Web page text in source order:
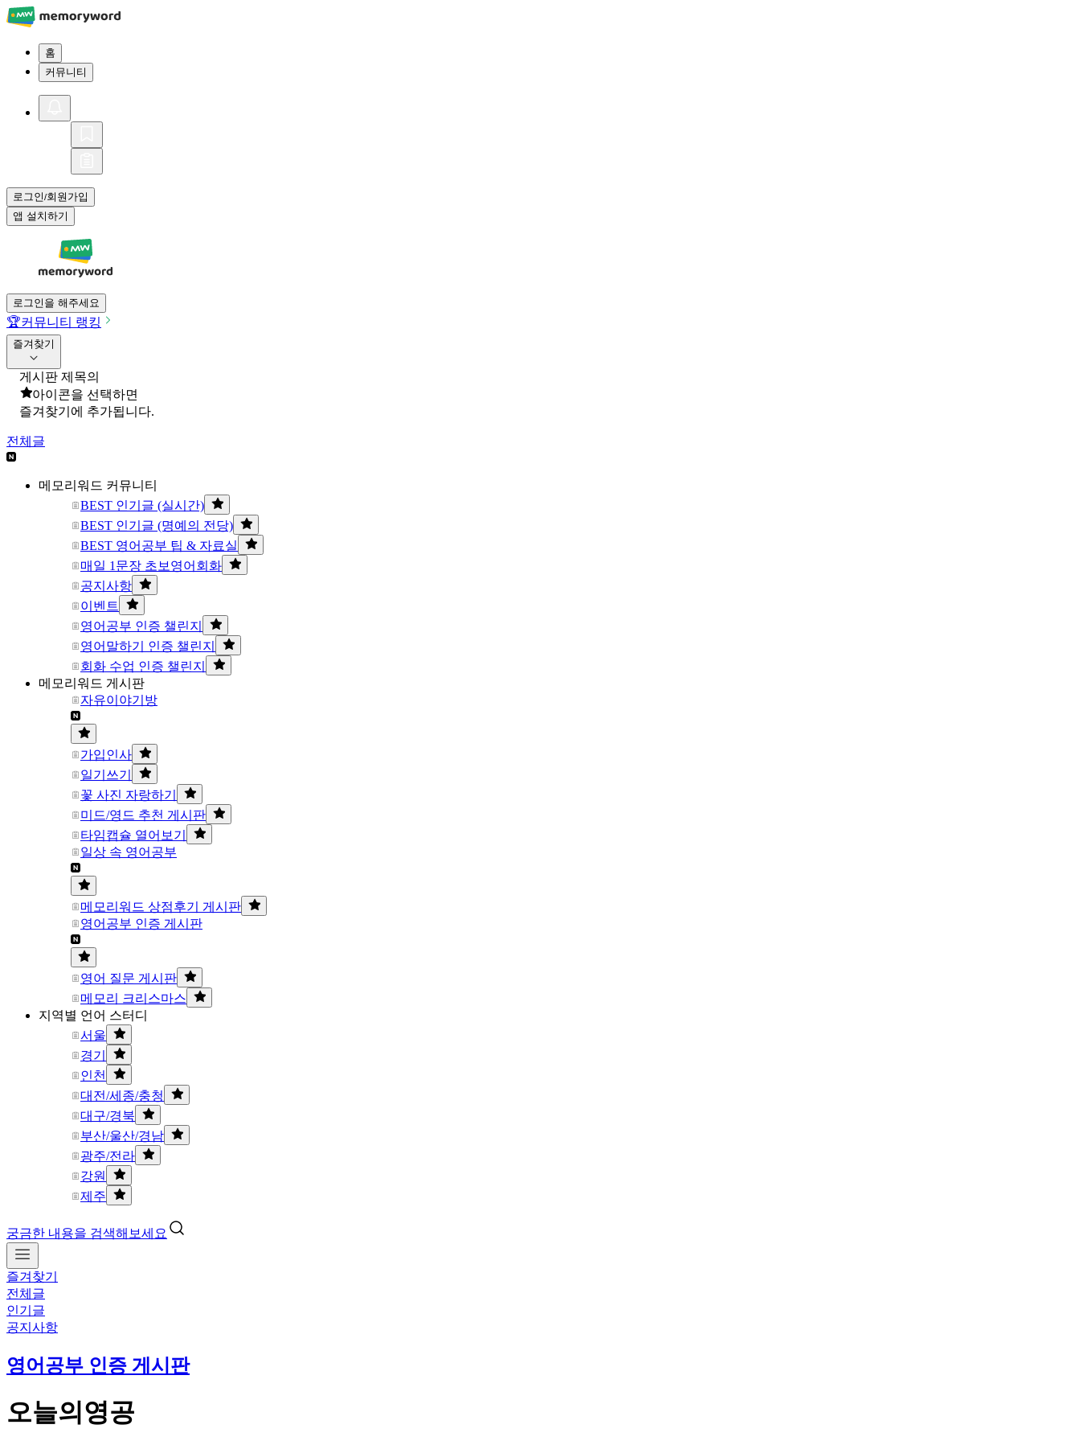
홈
커뮤니티
로그인/회원가입
앱 설치하기
로그인을 해주세요
🏆커뮤니티 랭킹
즐겨찾기
게시판 제목의
아이콘을 선택하면
즐겨찾기에 추가됩니다.
전체글
메모리워드 커뮤니티
BEST 인기글 (실시간)
BEST 인기글 (명예의 전당)
BEST 영어공부 팁 & 자료실
매일 1문장 초보영어회화
공지사항
이벤트
영어공부 인증 챌린지
영어말하기 인증 챌린지
회화 수업 인증 챌린지
메모리워드 게시판
자유이야기방
가입인사
일기쓰기
꽃 사진 자랑하기
미드/영드 추천 게시판
타임캡슐 열어보기
일상 속 영어공부
메모리워드 상점후기 게시판
영어공부 인증 게시판
영어 질문 게시판
메모리 크리스마스
지역별 언어 스터디
서울
경기
인천
대전/세종/충청
대구/경북
부산/울산/경남
광주/전라
강원
제주
궁금한 내용을 검색해보세요
즐겨찾기
전체글
인기글
공지사항
영어공부 인증 게시판
오늘의영공